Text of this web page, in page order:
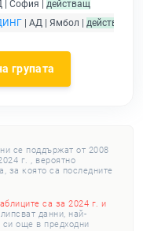
| София | действащ
| АД | Ямбол | действащ
групата
се поддържат от 2008
г. , вероятно
за която са последните
са за 2024 г. и
данни, най-
си още в предходни